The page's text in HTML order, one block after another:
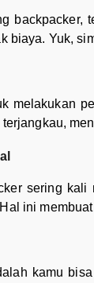
backpacker,
biaya. Yuk,
melakukan
sering
ini
kamu